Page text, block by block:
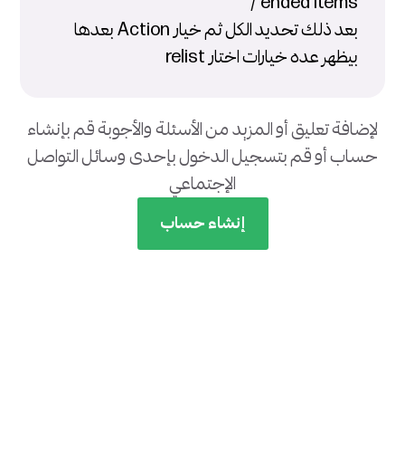
بعد ذلك تحديد الكل ثم خيار Action بعدها
بيظهر عده خيارات اختار relist
لإضافة تعليق أو المزيد من الأسئلة والأجوبة قم بإنشاء
حساب أو قم بتسجيل الدخول بإحدى وسائل التواصل
الإجتماعي
إنشاء حساب